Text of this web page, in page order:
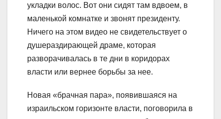
укладки волос. Вот они сидят там вдвоем, в
маленькой комнатке и звонят президенту.
Ничего на этом видео не свидетельствует о
душераздирающей драме, которая
разворачивалась в те дни в коридорах
власти или вернее борьбы за нее.
Новая «брачная пара», появившаяся на
израильском горизонте власти, поговорила в